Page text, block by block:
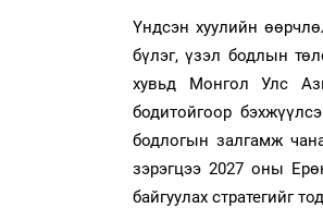
Үндсэн хуулийн
бүлэг, үзэл бодлын
хувьд Монгол Улс
бодитойгоор
бодлогын залгамж
зэрэгцээ 2027 оны
байгуулах стратегийг